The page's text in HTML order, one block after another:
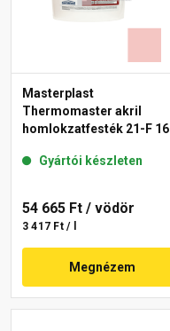
Masterplast
Thermomaster akril
homlokzatfesték 21-F 16 l
Gyártói készleten
54 665 Ft / vödör
3 417 Ft / l
Megnézem